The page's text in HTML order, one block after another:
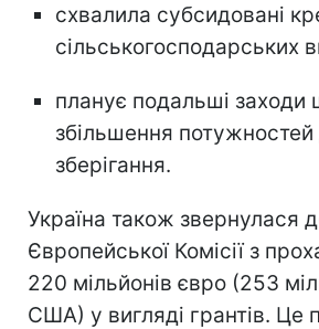
схвалила субсидовані
сільськогосподарських
планує подальші заходи
збільшення потужностей
зберігання.
Україна також звернулася
Європейської Комісії з
220 мільйонів євро (253
США) у вигляді грантів. Це